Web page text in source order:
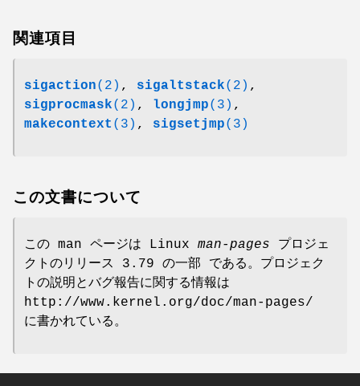
関連項目
sigaction(2) , sigaltstack(2) ,
sigprocmask(2) , longjmp(3) ,
makecontext (3) , sigsetjmp(3)
この文書について
この man ページは Linux man-pages プロジェ
クトのリリース 3.79 の一部 である。プロジェク
トの説明とバグ報告に関する情報は
http://www.kernel.org/doc/man-pages/
に書かれている。